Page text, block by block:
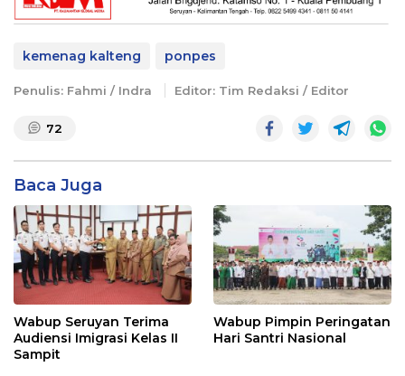
kemenag kalteng ponpes
Penulis: Fahmi / Indra Editor: Tim Redaksi / Editor
72
Baca Juga
Wabup Seruyan Terima
Audiensi Imigrasi Kelas II
Sampit
Wabup Pimpin Peringatan
Hari Santri Nasional